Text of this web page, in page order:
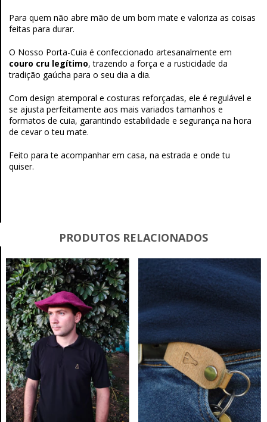
Para quem não abre mão de um bom mate e valoriza as coisas
feitas para durar.
O Nosso Porta-Cuia é confeccionado artesanalmente em
couro cru legítimo, trazendo a força e a rusticidade da
tradição gaúcha para o seu dia a dia.
Com design atemporal e costuras reforçadas, ele é regulável e
se ajusta perfeitamente aos mais variados tamanhos e
formatos de cuia, garantindo estabilidade e segurança na hora
de cevar o teu mate.
Feito para te acompanhar em casa, na estrada e onde tu
quiser.
PRODUTOS RELACIONADOS